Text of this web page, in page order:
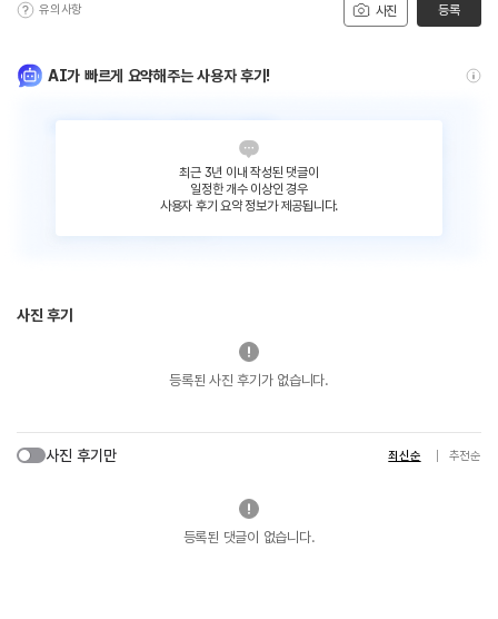
사진
유의사항 등록
AI가 빠르게 요약해주는 사용자 후기!
최근 3년 이내 작성된 댓글이
일정한 개수 이상인 경우
사용자 후기 요약 정보가 제공됩니다.
사진 후기
등록된 사진 후기가 없습니다.
사진 후기만 최신순 추천순
등록된 댓글이 없습니다.